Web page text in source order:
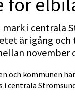
i centrala
är igång
november
och kommunen
i centrala